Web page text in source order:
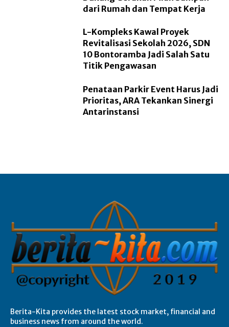
dari Rumah dan Tempat Kerja
L-Kompleks Kawal Proyek
Revitalisasi Sekolah 2026, SDN
10 Bontoramba Jadi Salah Satu
Titik Pengawasan
Penataan Parkir Event Harus Jadi
Prioritas, ARA Tekankan Sinergi
Antarinstansi
Berita-Kita provides the latest stock market, financial and
business news from around the world.